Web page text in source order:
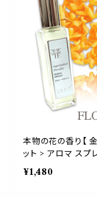
本物の花の香り【
ット > アロマ スプ
ス キンモクセイ フ
香水 枕 カバー 国
¥1,480